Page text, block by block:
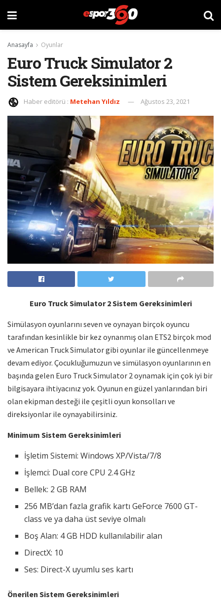
Anasayfa Oyunlar
Euro Truck Simulator 2
Sistem Gereksinimleri
Haber editörü : Metehan Yıldız Ağustos 23, 2021
Euro Truck Simulator 2 Sistem Gereksinimleri
Simülasyon oyunlarını seven ve oynayan birçok oyuncu
tarafından kesinlikle bir kez oynanmış olan ETS2 birçok mod
ve American Truck Simulator gibi oyunlar ile güncellenmeye
devam ediyor. Çocukluğumuzun ve simülasyon oyunlarının en
başında gelen Euro Truck Simulator 2 oynamak için çok iyi bir
bilgisayara ihtiyacınız yok. Oyunun en güzel yanlarından biri
olan ekipman desteği ile çeşitli oyun konsolları ve
direksiyonlar ile oynayabilirsiniz.
Minimum Sistem Gereksinimleri
İşletim Sistemi: Windows XP/Vista/7/8
İşlemci: Dual core CPU 2.4 GHz
Bellek: 2 GB RAM
256 MB’dan fazla grafik kartı GeForce 7600 GT-
class ve ya daha üst seviye olmalı
Boş Alan: 4 GB HDD kullanılabilir alan
DirectX: 10
Ses: Direct-X uyumlu ses kartı
Önerilen Sistem Gereksinimleri